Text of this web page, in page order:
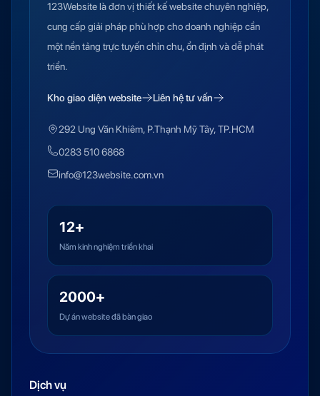
123Website là đơn vị thiết kế website chuyên nghiệp,
cung cấp giải pháp phù hợp cho doanh nghiệp cần
một nền tảng trực tuyến chỉn chu, ổn định và dễ phát
triển.
Kho giao diện website Liên hệ tư vấn
292 Ung Văn Khiêm, P.Thạnh Mỹ Tây, TP.HCM
0283 510 6868
info@123website.com.vn
12+
Năm kinh nghiệm triển khai
2000+
Dự án website đã bàn giao
Dịch vụ